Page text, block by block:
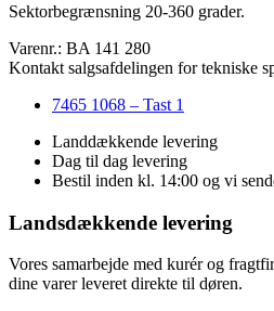
Sektorbegrænsning 20-360 grader.
Varenr.: BA 141 280
Kontakt salgsafdelingen for tekniske
7465 1068 – Tast 1
Landdækkende levering
Dag til dag levering
Bestil inden kl. 14:00 og vi
Landsdækkende levering
Vores samarbejde med kurér og
dine varer leveret direkte til døren.